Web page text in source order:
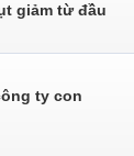
giảm từ đầu
ty con